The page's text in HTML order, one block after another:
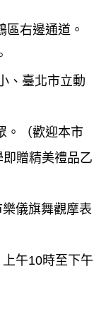
區右邊通道。
、臺北市立動
。（歡迎本市
贈精美禮品乙
儀旗舞觀摩表
午10時至下午